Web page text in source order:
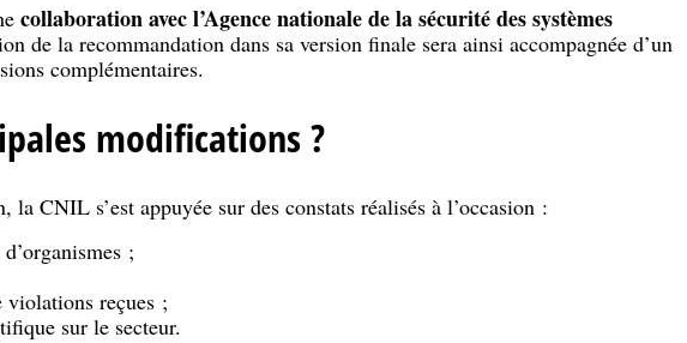
collaboration avec l’Agence nationale de la sécurité des systèmes
de la recommandation dans sa version finale sera ainsi accompagnée d’un
complémentaires.
modifications ?
CNIL s’est appuyée sur des constats réalisés à l’occasion :
;
violations reçues ;
sur le secteur.